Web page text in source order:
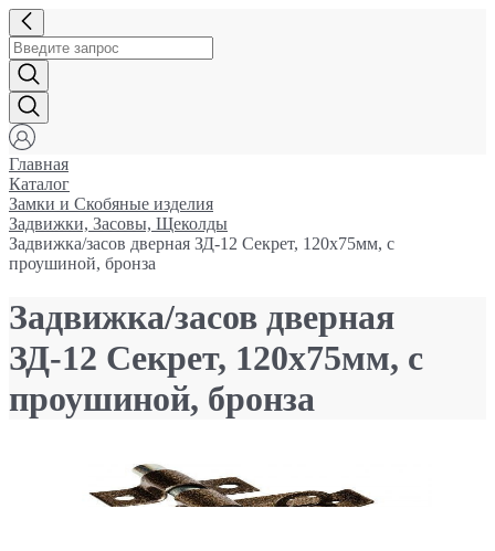
Главная
Каталог
Замки и Cкобяные изделия
Задвижки, Засовы, Щеколды
Задвижка/засов дверная ЗД-12 Секрет, 120x75мм, с
проушиной, бронза
Задвижка/засов дверная
ЗД-12 Секрет, 120x75мм, с
проушиной, бронза